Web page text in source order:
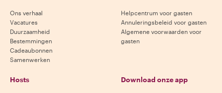
Ons verhaal
Vacatures
Duurzaamheid
Bestemmingen
Cadeaubonnen
Samenwerken
Helpcentrum voor gasten
Annuleringsbeleid voor gasten
Algemene voorwaarden voor
gasten
Hosts Download onze app